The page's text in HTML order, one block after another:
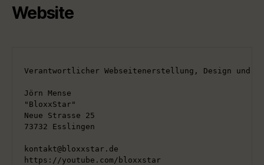
Website
Verantwortlicher Webseitenerstellung, Design und
Jörn Mense
"BloxxStar"
Neue Strasse 25
73732 Esslingen
kontakt@bloxxstar.de
https://youtube.com/bloxxstar